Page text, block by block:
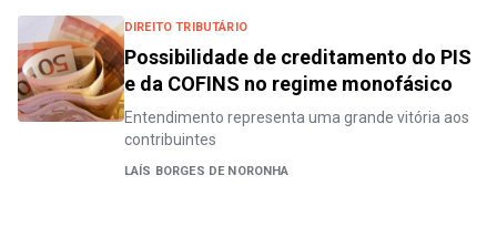
DIREITO TRIBUTÁRIO
Possibilidade de creditamento do PIS
e da COFINS no regime monofásico
Entendimento representa uma grande vitória aos
contribuintes
LAÍS BORGES DE NORONHA